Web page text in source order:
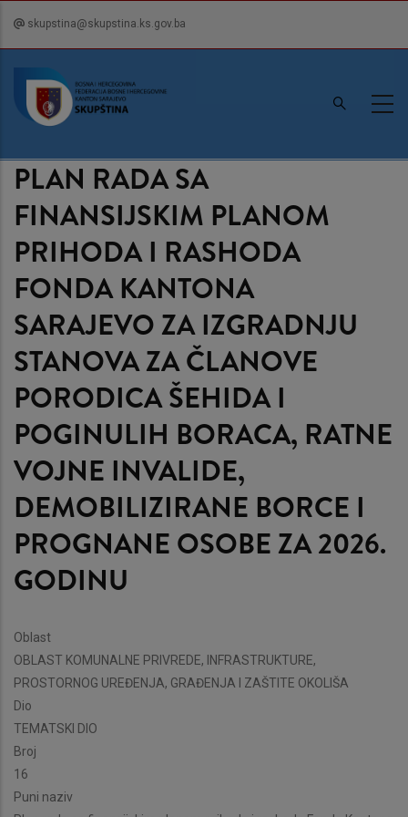
content
skupstina@skupstina.ks.gov.ba
PLAN RADA SA
FINANSIJSKIM PLANOM
PRIHODA I RASHODA
FONDA KANTONA
SARAJEVO ZA IZGRADNJU
STANOVA ZA ČLANOVE
PORODICA ŠEHIDA I
POGINULIH BORACA, RATNE
VOJNE INVALIDE,
DEMOBILIZIRANE BORCE I
PROGNANE OSOBE ZA 2026.
GODINU
Oblast
OBLAST KOMUNALNE PRIVREDE, INFRASTRUKTURE,
PROSTORNOG UREĐENJA, GRAĐENJA I ZAŠTITE OKOLIŠA
Dio
TEMATSKI DIO
Broj
16
Puni naziv